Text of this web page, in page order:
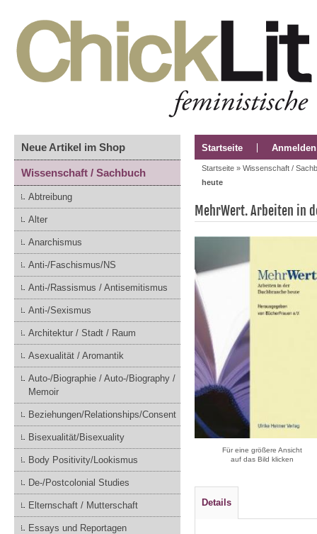
Neue Artikel im Shop
Wissenschaft / Sachbuch
Abtreibung
Alter
Anarchismus
Anti-/Faschismus/NS
Anti-/Rassismus / Antisemitismus
Anti-/Sexismus
Architektur / Stadt / Raum
Asexualität / Aromantik
Auto-/Biographie / Auto-/Biography /
Memoir
Beziehungen/Relationships/Consent
Bisexualität/Bisexuality
Body Positivity/Lookismus
De-/Postcolonial Studies
Elternschaft / Mutterschaft
Essays und Reportagen
Startseite Anmelden
Startseite » Wissenschaft /
heute
MehrWert. Arbeiten in
Für eine größere Ansicht
auf das Bild klicken
Details